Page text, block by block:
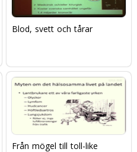
Blod, svett och tårar
Från mögel till toll-like